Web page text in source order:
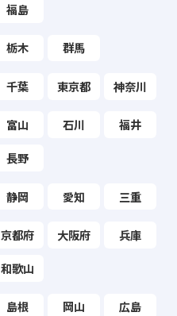
福島
栃木 群馬
千葉 東京都 神奈川
富山 石川 福井
長野
静岡 愛知 三重
京都府 大阪府 兵庫
和歌山
島根 岡山 広島